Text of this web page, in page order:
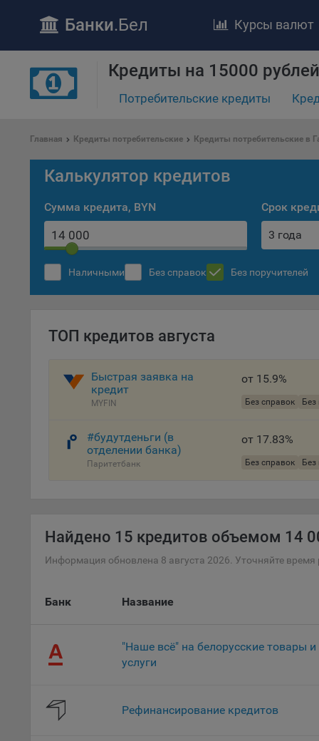
На
На
Банки.Бел Курсы валют
Кредиты на 15000
Потребительские кредиты
Главная Кредиты потребительские Кредиты потребительские в
Калькулятор кредитов
Сумма кредита, BYN Срок
3 года
Наличными Без справок Без поручителей
ТОП кредитов августа
Быстрая заявка на
кредит
MYFIN
от 15.9%
Без справок Без
#будутденьги (в
отделении банка)
Паритетбанк
от 17.83%
Без справок Без
Найдено 15 кредитов объемом 14
Информация обновлена 8 августа 2026. Уточняйте время
Банк Название
"Наше всё" на белорусские товары и
услуги
Рефинансирование кредитов